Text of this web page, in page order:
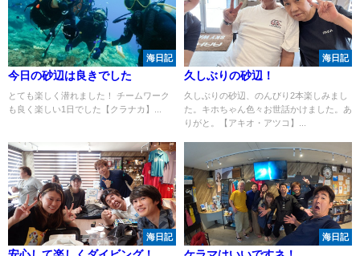
海日記
今日の砂辺は良きでした
とても楽しく潜れました！ チームワーク
も良く楽しい1日でした【クラナカ】...
海日記
久しぶりの砂辺！
久しぶりの砂辺、のんびり2本楽しみまし
た。キホちゃん色々お世話かけました。あ
りがと。【アキオ・アツコ】...
海日記 海日記